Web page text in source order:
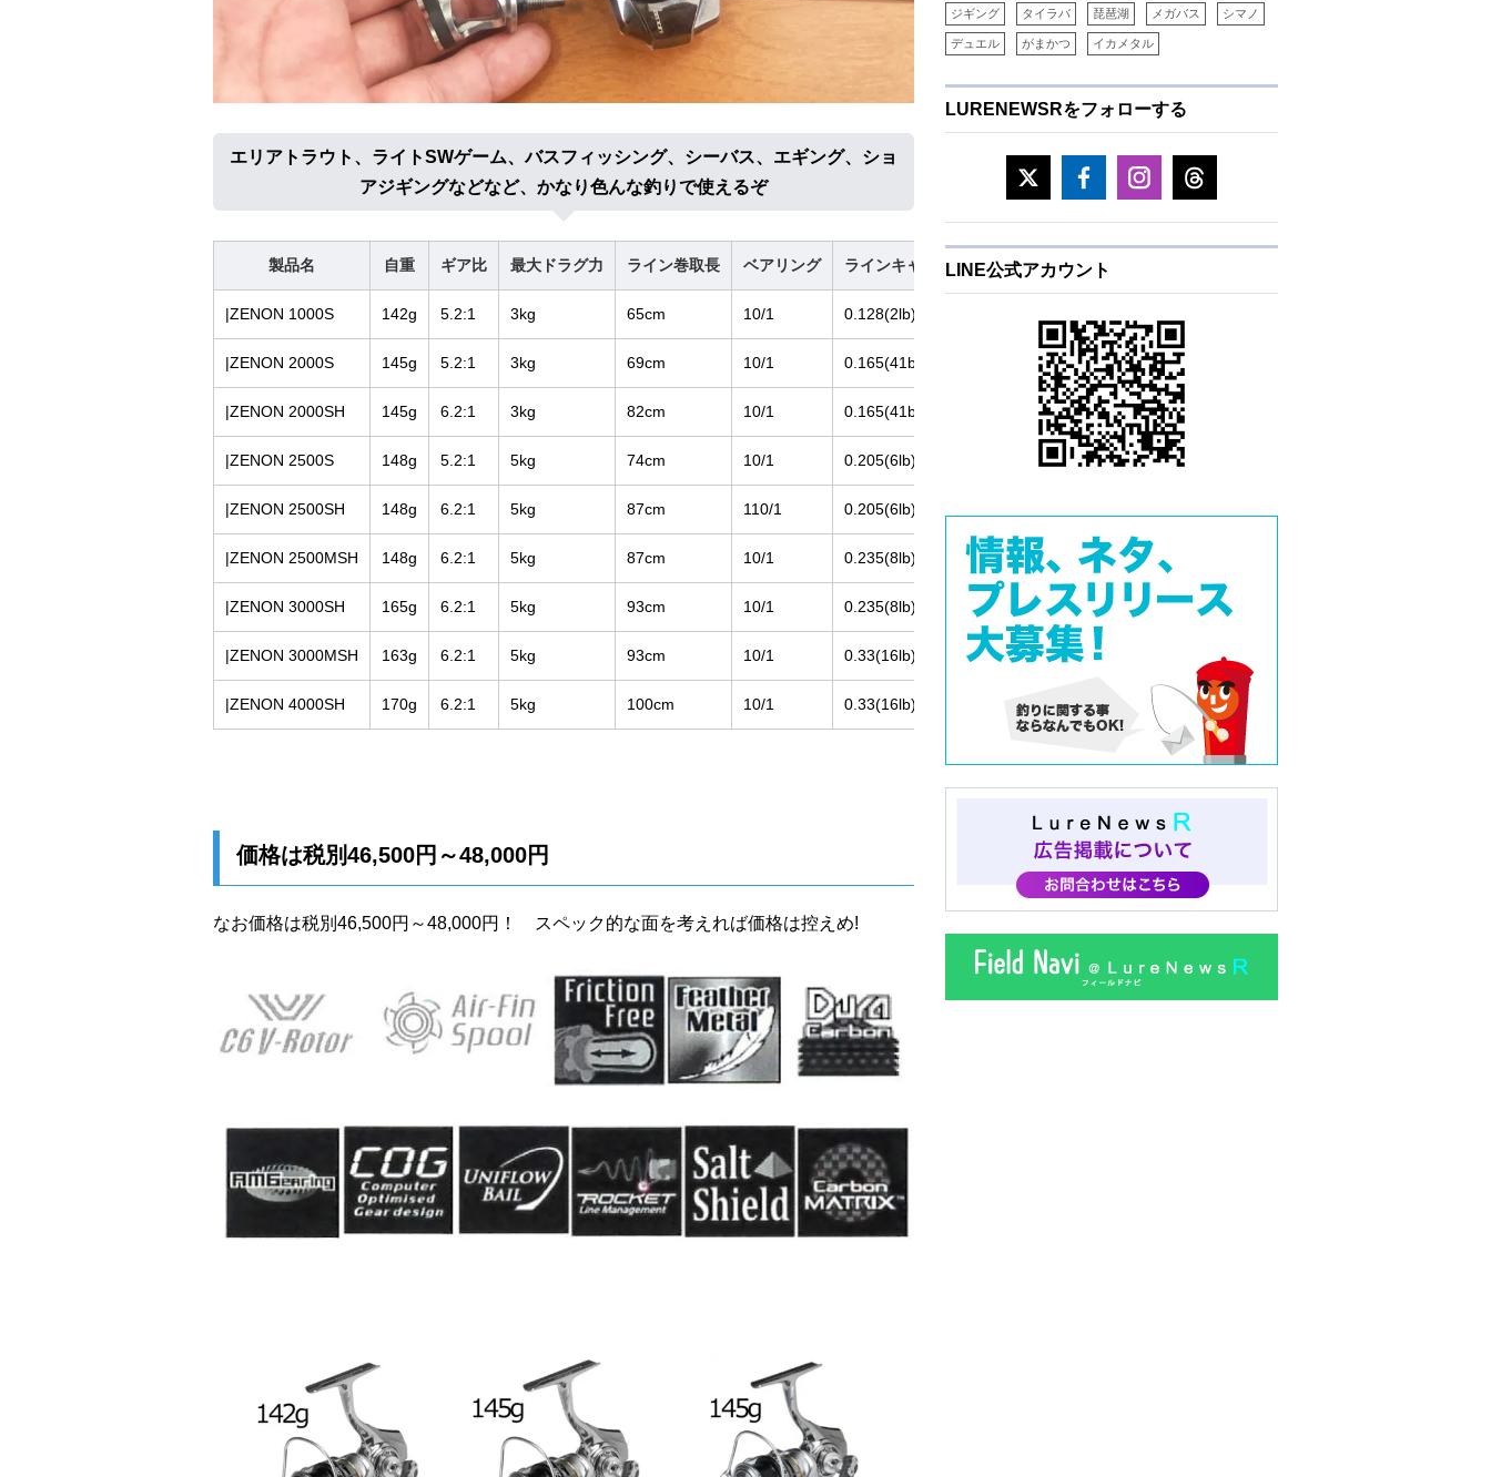
エリアトラウト、ライトSWゲーム、バスフィッシング、シーバス、エギング、ショ
アジギングなどなど、かなり色んな釣りで使えるぞ
製品名 自重 ギア比 最大ドラグ力 ライン巻取長 ベアリング ラインキャパ(m) フロロ / PE 税別価格
|ZENON 1000S 142g 5.2:1 3kg 65cm 10/1 0.128(2lb)-100/PE0.3-120
|ZENON 2000S 145g 5.2:1 3kg 69cm 10/1 0.165(41b)-100/PE0.6-100 46,500円
|ZENON 2000SH 145g 6.2:1 3kg 82cm 10/1 0.165(41b)-100/PE0.6-100 46,500円
|ZENON 2500S 148g 5.2:1 5kg 74cm 10/1 0.205(6lb)-100/PE0.8-150 47,500円
|ZENON 2500SH 148g 6.2:1 5kg 87cm 110/1 0.205(6lb)-100/PE0.8-150
|ZENON 2500MSH 148g 6.2:1 5kg 87cm 10/1 0.235(8lb)-170/PE2-150 47,500円
|ZENON 3000SH 165g 6.2:1 5kg 93cm 10/1 0.235(8lb)-110/PE1.2-150 48,000円
|ZENON 3000MSH 163g 6.2:1 5kg 93cm 10/1 0.33(16lb)-150/PE2-220 48,000円
|ZENON 4000SH 170g 6.2:1 5kg 100cm 10/1 0.33(16lb)-150/PE2-220 48,000円
価格は税別46,500円～48,000円
なお価格は税別46,500円～48,000円！ スペック的な面を考えれば価格は控えめ!
ジギング タイラバ 琵琶湖 メガバス シマノ
デュエル がまかつ イカメタル
LURENEWSRをフォローする
LINE公式アカウント